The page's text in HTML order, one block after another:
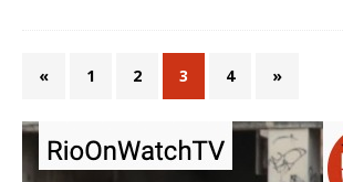
« 1 2 3 4 »